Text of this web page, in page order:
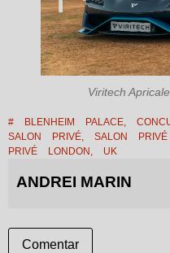
Viritech
# BLENHEIM PALACE,
SALON PRIVÉ, SALON
PRIVÉ LONDON , UK
ANDREI MARIN
Comentar